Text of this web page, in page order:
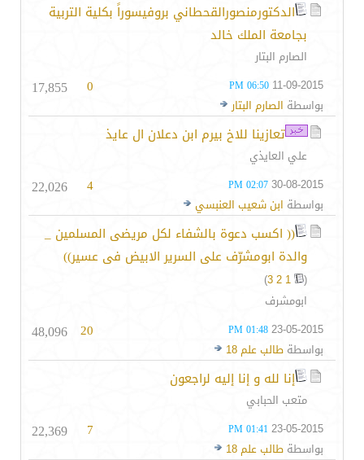
الدكتورمنصورالقحطاني بروفيسوراً بكلية التربية
بجامعة الملك خالد
الصارم البتار
11-09-2015
06:50 PM
بواسطة الصارم البتار
0
17,855
تعازينا للاخ بيرم ابن دعلان ال عايذ
علي العايذي
30-08-2015
02:07 PM
بواسطة ابن شعيب العنبسي
4
22,026
(( اكسب دعوة بالشفاء لكل مريضى المسلمين _
والدة ابومشرّف على السرير الابيض فى عسير))
(
1
2
3
)
ابومشرف
23-05-2015
01:48 PM
بواسطة طالب علم 18
20
48,096
إنا لله و إنا إليه لراجعون
متعب الحبابي
23-05-2015
01:41 PM
بواسطة طالب علم 18
7
22,369